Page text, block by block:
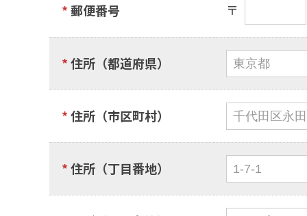
*郵便番号 〒
*住所（都道府県）
*住所（市区町村）
*住所（丁目番地）